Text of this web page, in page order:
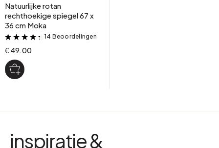
Natuurlijke rotan
rechthoekige spiegel 67 x
36 cm Moka
&
14 Beoordelingen
€ 49.00
inspiratie &